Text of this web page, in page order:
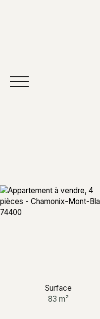
ACCUEIL ACHETER
+33
Surface
83m²